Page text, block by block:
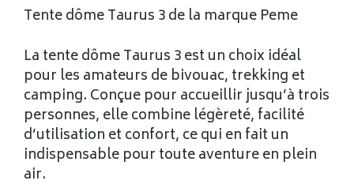
Tente dôme Taurus 3 de la marque Peme
La tente dôme Taurus 3 est un choix idéal
pour les amateurs de bivouac, trekking et
camping. Conçue pour accueillir jusqu’à trois
personnes, elle combine légèreté, facilité
d’utilisation et confort, ce qui en fait un
indispensable pour toute aventure en plein
air.